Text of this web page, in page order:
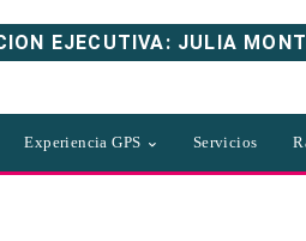
EJECUTIVA: JULIA
Experiencia GPS Servicios